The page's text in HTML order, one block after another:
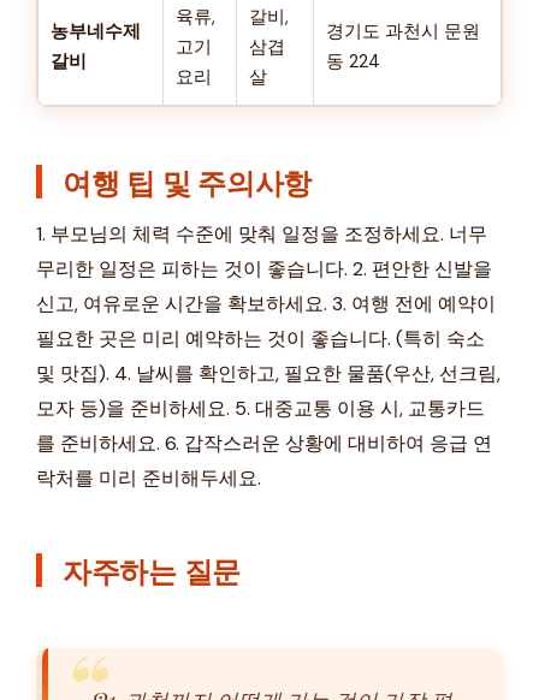
농부네수제
갈비
육류,
고기
요리
갈비,
삼겹
살
경기도 과천시 문원
동 224
여행 팁 및 주의사항
1. 부모님의 체력 수준에 맞춰 일정을 조정하세요. 너무
무리한 일정은 피하는 것이 좋습니다. 2. 편안한 신발을
신고, 여유로운 시간을 확보하세요. 3. 여행 전에 예약이
필요한 곳은 미리 예약하는 것이 좋습니다. (특히 숙소
및 맛집). 4. 날씨를 확인하고, 필요한 물품(우산, 선크림,
모자 등)을 준비하세요. 5. 대중교통 이용 시, 교통카드
를 준비하세요. 6. 갑작스러운 상황에 대비하여 응급 연
락처를 미리 준비해두세요.
자주하는 질문